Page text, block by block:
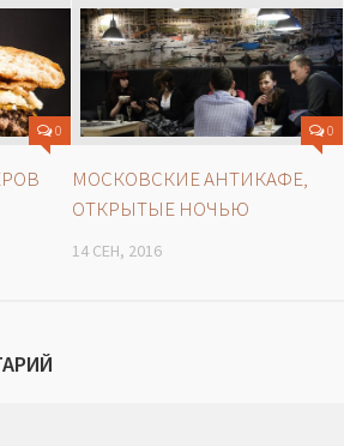
0 0
МОСКОВСКИЕ АНТИКАФЕ,
ОТКРЫТЫЕ НОЧЬЮ
14 СЕН, 2016